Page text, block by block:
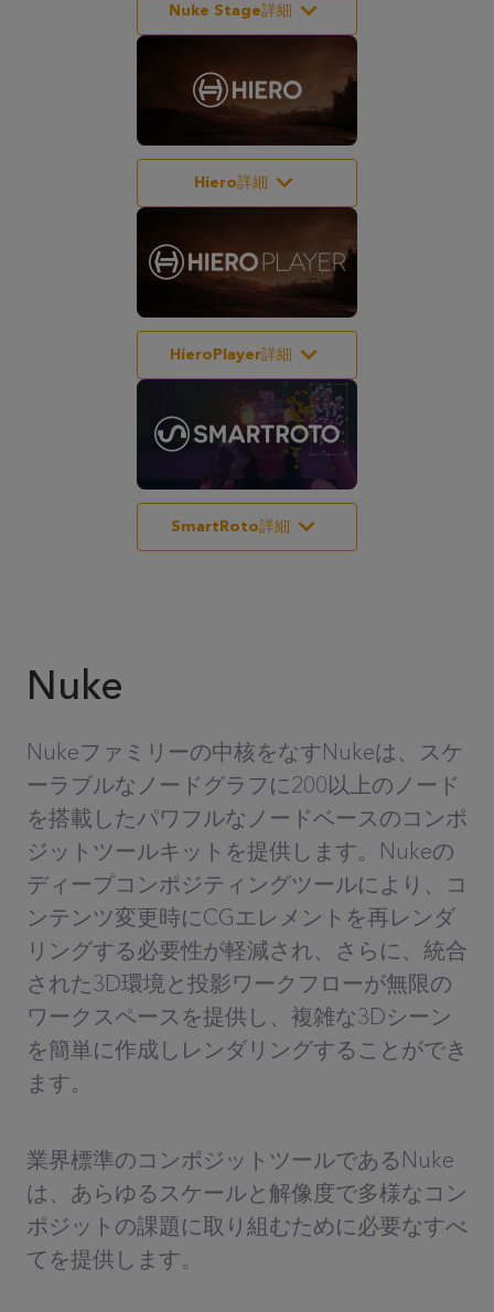
Nuke Stage詳細
Hiero詳細
HieroPlayer詳細
SmartRoto詳細
Nuke
Nukeファミリーの中核をなすNukeは、スケ
ーラブルなノードグラフに200以上のノード
を搭載したパワフルなノードベースのコンポ
ジットツールキットを提供します。Nukeの
ディープコンポジティングツールにより、コ
ンテンツ変更時にCGエレメントを再レンダ
リングする必要性が軽減され、さらに、統合
された3D環境と投影ワークフローが無限の
ワークスペースを提供し、複雑な3Dシーン
を簡単に作成しレンダリングすることができ
ます。
業界標準のコンポジットツールであるNuke
は、あらゆるスケールと解像度で多様なコン
ポジットの課題に取り組むために必要なすべ
てを提供します。